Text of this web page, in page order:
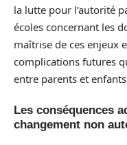
la lutte pour l’autorité
écoles concernant les
maîtrise de ces enjeux
complications futures
entre parents et
Les conséquences
changement non